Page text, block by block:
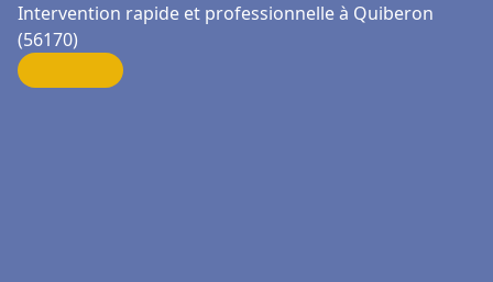
Intervention rapide et professionnelle à Quiberon
(56170)